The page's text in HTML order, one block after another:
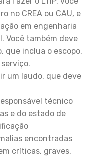
no CREA ou CAU, e
em engenharia
Você também deve
que inclua o escopo,
um laudo, que deve
técnico
e do estado de
encontradas
críticas, graves,